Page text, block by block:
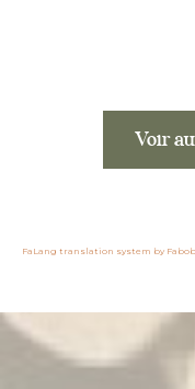
Voir
FaLang translation system by